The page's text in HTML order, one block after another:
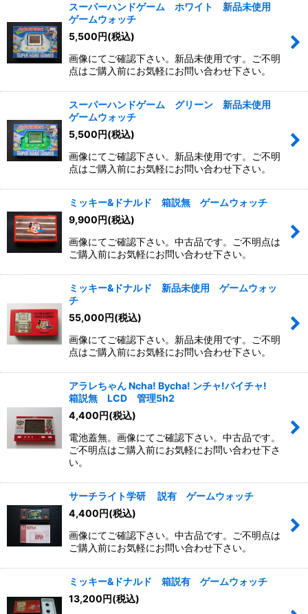
スーパーハンドゲーム ホワイト 新品未使用
ゲームウォッチ
5,500円(税込)
画像にてご確認下さい。新品未使用です。ご不明
点はご購入前にお気軽にお問い合わせ下さい。
スーパーハンドゲーム グリーン 新品未使用
ゲームウォッチ
5,500円(税込)
画像にてご確認下さい。新品未使用です。ご不明
点はご購入前にお気軽にお問い合わせ下さい。
ミッキー&ドナルド 箱説無 ゲームウォッチ
9,900円(税込)
画像にてご確認下さい。中古品です。ご不明点は
ご購入前にお気軽にお問い合わせ下さい。
ミッキー&ドナルド 新品未使用 ゲームウォッ
チ
55,000円(税込)
画像にてご確認下さい。新品未使用です。ご不明
点はご購入前にお気軽にお問い合わせ下さい。
アラレちゃん Ncha! Bycha! ンチャ!バイチャ!
箱説無 LCD 管理5h2
4,400円(税込)
電池蓋無。画像にてご確認下さい。中古品です。
ご不明点はご購入前にお気軽にお問い合わせ下さ
い。
サーチライト学研 説有 ゲームウォッチ
4,400円(税込)
画像にてご確認下さい。中古品です。ご不明点は
ご購入前にお気軽にお問い合わせ下さい。
ミッキー&ドナルド 箱説有 ゲームウォッチ
13,200円(税込)